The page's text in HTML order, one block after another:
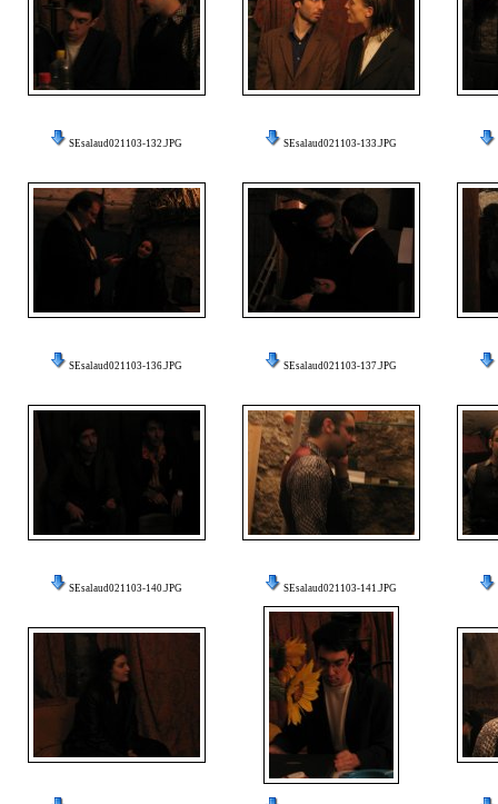
SEsalaud021103-132.JPG SEsalaud021103-133.JPG
SEsalaud021103-136.JPG SEsalaud021103-137.JPG
SEsalaud021103-140.JPG SEsalaud021103-141.JPG